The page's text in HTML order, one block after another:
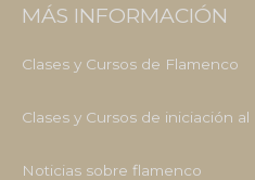
MÁS INFORMACIÓN
Clases y Cursos de Flamenco
Clases y Cursos de iniciación
Noticias sobre flamenco